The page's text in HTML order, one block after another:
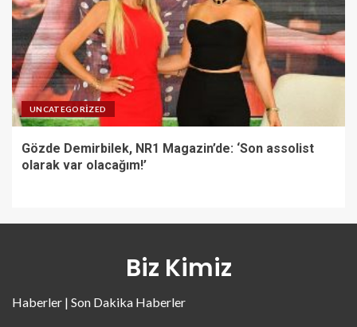
UNCATEGORIZED
Gözde Demirbilek, NR1 Magazin’de: ‘Son assolist
olarak var olacağım!’
Biz Kimiz
Haberler | Son Dakika Haberler